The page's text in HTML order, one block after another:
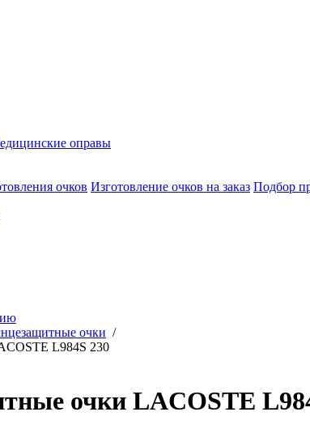
оправы
очков Изготовление очков на заказ Подбор
очки /
L984S 230
очки LACOSTE